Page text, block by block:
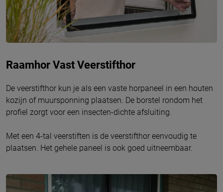
Raamhor Vast Veerstifthor
De veerstifthor kun je als een vaste horpaneel in een houten
kozijn of muursponning plaatsen. De borstel rondom het
profiel zorgt voor een insecten-dichte afsluiting.
Met een 4-tal veerstiften is de veerstifthor eenvoudig te
plaatsen. Het gehele paneel is ook goed uitneembaar.